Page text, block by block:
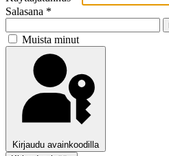
Salasana *
Muista minut
Kirjaudu avainkoodilla